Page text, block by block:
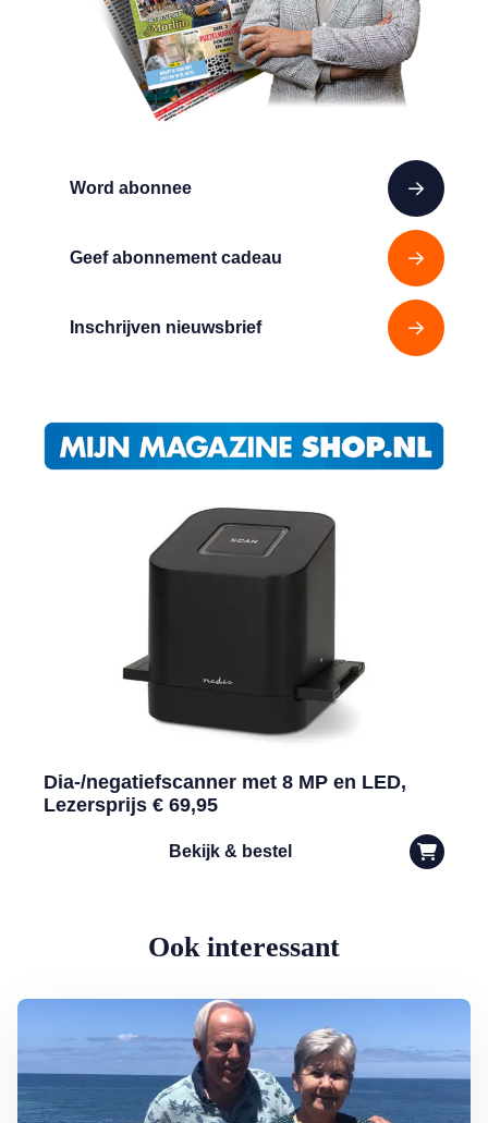
Word abonnee
Geef abonnement cadeau
Inschrijven nieuwsbrief
Dia-/negatiefscanner met 8 MP en LED,
Lezersprijs € 69,95
Bekijk & bestel
Ook interessant
Lees meer over Zó vieren Arthur en Mary vakantie: ‘Zo leer je een